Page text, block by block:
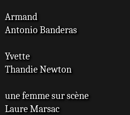
Armand
Antonio Banderas
Yvette
Thandie Newton
une femme sur scène
Laure Marsac